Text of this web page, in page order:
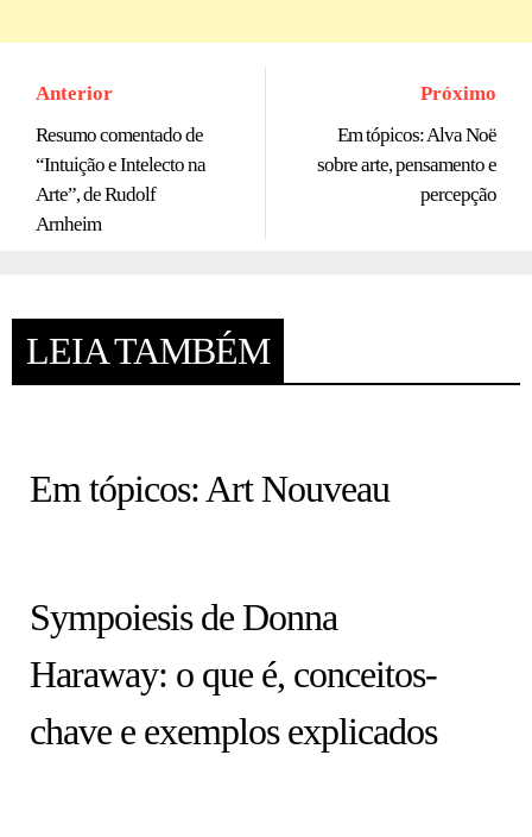
Anterior
Resumo comentado de
“Intuição e Intelecto na
Arte”, de Rudolf
Arnheim
Próximo
Em tópicos: Alva Noë
sobre arte, pensamento e
percepção
LEIA TAMBÉM
Em tópicos: Art Nouveau
Sympoiesis de Donna
Haraway: o que é, conceitos-
chave e exemplos explicados